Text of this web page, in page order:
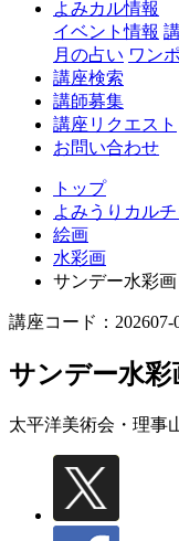
よみカル情報
イベント情報
月の占い ワン
講座検索
講師募集
講座リクエスト
お問い合わせ
トップ
よみうりカル
絵画
水彩画
サンデー水彩画
講座コード：202607-
サンデー水彩
太平洋美術会・理事